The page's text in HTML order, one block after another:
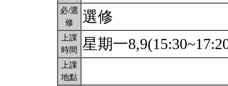
必/選
修
選修
上課
時間
星期一
上課
地點